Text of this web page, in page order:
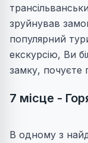
зруйнував
популярний
екскурсію, Ви
замку, почуєте
7 місце -
В одному з